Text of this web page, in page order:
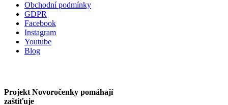
Obchodní podmínky
GDPR
Facebook
Instagram
Youtube
Blog
Projekt Novoročenky pomáhají
zaštiťuje